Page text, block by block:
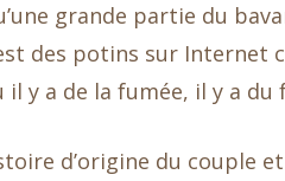
grande partie du
des potins sur Internet
y a de la fumée, il y a du
d’origine du couple